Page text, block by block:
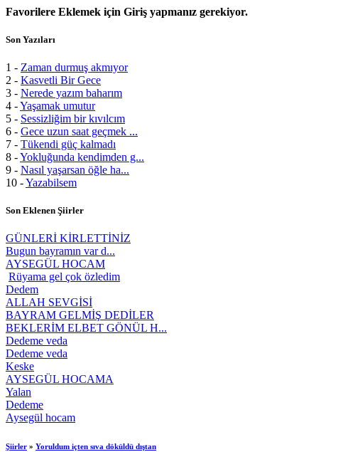
Favorilere Eklemek için Giriş yapmanız gerekiyor.
Son Yazıları
1 - Zaman durmuş akmıyor
2 - Kasvetli Bir Gece
3 - Nerede yazım baharım
4 -Yaşamak umutur
5 - Sessizliğim bir kıvılcım
6 - Gece uzun saat geçmek ...
7 - Tükendi güç kalmadı
8 -Yokluğunda kendimden g...
9 - Nasıl yaşarsan öğle ha...
10 -Yazabilsem
Son Eklenen Şiirler
GÜNLERİ KİRLETTİNİZ
Bugun bayramın var d...
AYSEGÜL HOCAM
Rüyama gel çok özledim
Dedem
ALLAH SEVGİSİ
BAYRAM GELMİŞ DEDİLER
BEKLERİM ELBET GÖNÜL H...
Dedeme veda
Dedeme veda
Keske
AYSEGÜL HOCAMA
Yalan
Dedeme
Aysegül hocam
Şiirler » Yoruldum içten sıva döküldü dıştan